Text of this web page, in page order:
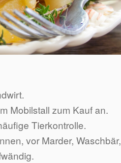
Mobilstall zum Kauf an.
Tierkontrolle.
vor Marder, Waschbär,